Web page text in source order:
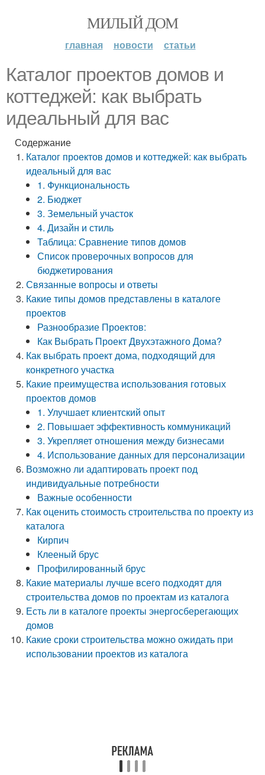
МИЛЫЙ ДОМ
главная новости статьи
Каталог проектов домов и
коттеджей: как выбрать
идеальный для вас
Содержание
Каталог проектов домов и коттеджей: как выбрать
идеальный для вас
1. Функциональность
2. Бюджет
3. Земельный участок
4. Дизайн и стиль
Таблица: Сравнение типов домов
Список проверочных вопросов для
бюджетирования
Связанные вопросы и ответы
Какие типы домов представлены в каталоге
проектов
Разнообразие Проектов:
Как Выбрать Проект Двухэтажного Дома?
Как выбрать проект дома, подходящий для
конкретного участка
Какие преимущества использования готовых
проектов домов
1. Улучшает клиентский опыт
2. Повышает эффективность коммуникаций
3. Укрепляет отношения между бизнесами
4. Использование данных для персонализации
Возможно ли адаптировать проект под
индивидуальные потребности
Важные особенности
Как оценить стоимость строительства по проекту из
каталога
Кирпич
Клееный брус
Профилированный брус
Какие материалы лучше всего подходят для
строительства домов по проектам из каталога
Есть ли в каталоге проекты энергосберегающих
домов
Какие сроки строительства можно ожидать при
использовании проектов из каталога